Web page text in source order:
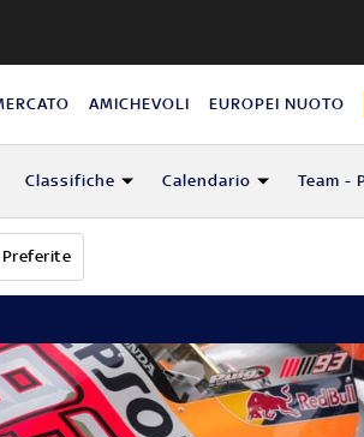
AMICHEVOLI EUROPEI NUOTO
Classifiche Calendario Team -